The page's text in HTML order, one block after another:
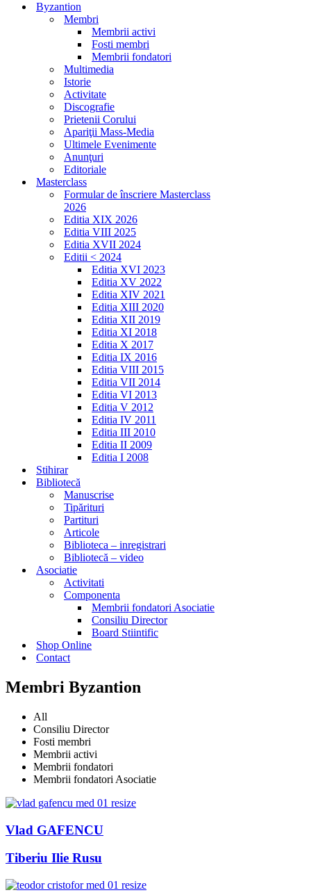
Byzantion
Membri
Membrii activi
Fosti membri
Membrii fondatori
Multimedia
Istorie
Activitate
Discografie
Prietenii Corului
Apariţii Mass-Media
Ultimele Evenimente
Anunţuri
Editoriale
Masterclass
Formular de înscriere Masterclass
2026
Editia XIX 2026
Editia VIII 2025
Editia XVII 2024
Editii < 2024
Editia XVI 2023
Editia XV 2022
Editia XIV 2021
Editia XIII 2020
Editia XII 2019
Editia XI 2018
Editia X 2017
Editia IX 2016
Editia VIII 2015
Editia VII 2014
Editia VI 2013
Editia V 2012
Editia IV 2011
Editia III 2010
Editia II 2009
Editia I 2008
Stihirar
Bibliotecă
Manuscrise
Tipărituri
Partituri
Articole
Biblioteca – inregistrari
Bibliotecă – video
Asociatie
Activitati
Componenta
Membrii fondatori Asociatie
Consiliu Director
Board Stiintific
Shop Online
Contact
Membri Byzantion
All
Consiliu Director
Fosti membri
Membrii activi
Membrii fondatori
Membrii fondatori Asociatie
Vlad GAFENCU
Tiberiu Ilie Rusu